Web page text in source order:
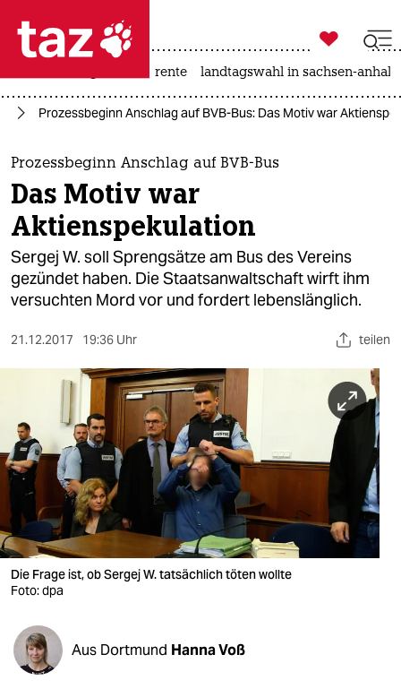
 taz zahl ich
taz zahl ich
themen
politik
öko
gesellschaft
sport
nord
wahrheit
verlag
verlag
veranstaltungen
shop
fragen & hilfe

taz zahl ich
rente landtagswahl in sachsen-anhalt
Prozessbeginn Anschlag auf BVB-Bus: Das Motiv war
Prozessbeginn Anschlag auf BVB-Bus
Das Motiv war
Aktienspekulation
Sergej W. soll Sprengsätze am Bus des Vereins
gezündet haben. Die Staatsanwaltschaft wirft ihm
versuchten Mord vor und fordert lebenslänglich.
21.12.2017 19:36 Uhr teilen
Die Frage ist, ob Sergej W. tatsächlich töten wollte
Foto: dpa
Aus Dortmund Hanna Voß